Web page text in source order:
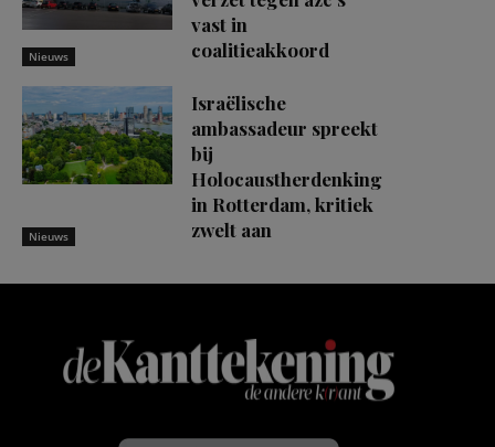
Nieuws
vast in
coalitieakkoord
Nieuws
Israëlische
ambassadeur spreekt
bij
Holocaustherdenking
in Rotterdam, kritiek
zwelt aan